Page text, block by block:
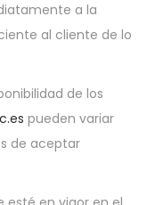
a la
al cliente de lo
de los
pueden variar
de aceptar